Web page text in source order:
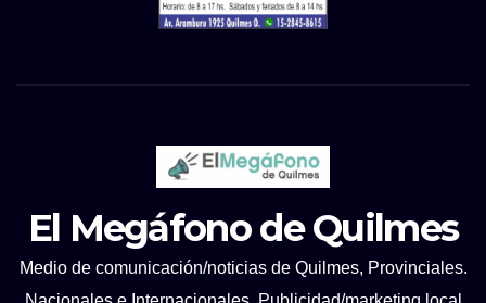
El Megáfono de Quilmes
Medio de comunicación/noticias de Quilmes, Provinciales.